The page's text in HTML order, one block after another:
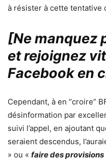
à résister à cette tentative
[Ne manquez
et rejoignez
Facebook en
Cependant, à en “croire”
désinformation par
suivi l’appel, en ajoutant
seraient descendus,
» ou « faire des provisions